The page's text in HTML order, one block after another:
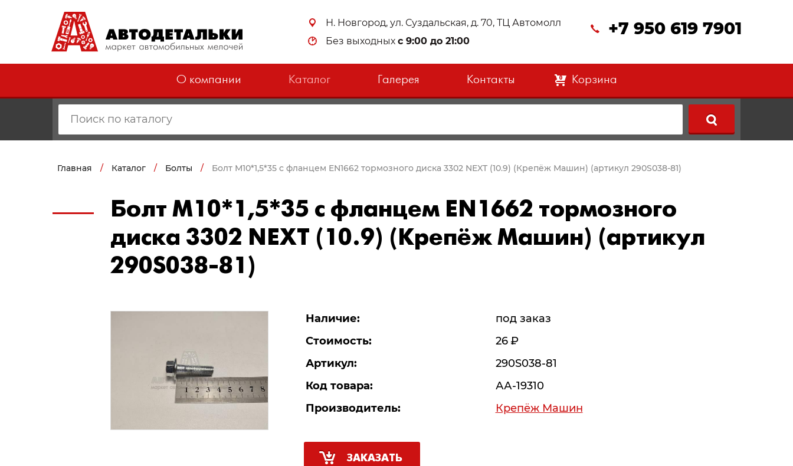
Н. Новгород, ул. Суздальская, д. 70, ТЦ Автомолл
Без выходных с 9:00 до 21:00
+7 950 619 7901
О компании Каталог Галерея Контакты 0 Корзина
Главная / Каталог / Болты / Болт М10*1,5*35 с фланцем EN1662 тормозного диска 3302 NEXT (10.9) (Крепёж Машин) (артикул 290S038-81)
Болт М10*1,5*35 с фланцем EN1662 тормозного
диска 3302 NEXT (10.9) (Крепёж Машин) (артикул
290S038-81)
Наличие:
под заказ
Стоимость:
26 Р
Артикул:
290S038-81
Код товара:
АА-19310
Производитель:
Крепёж Машин
ЗАКАЗАТЬ